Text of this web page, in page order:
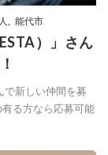
能代市
）」さん
で新しい仲間を募
る方なら応募可能